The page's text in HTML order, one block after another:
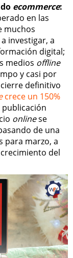
ecommerce:
en las
muchos
investigar, a
digital;
medios offline
y casi por
definitivo
crece un 150%
publicación
onlinese
de una
para marzo, a
del